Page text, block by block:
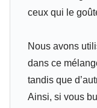
ceux qui le
Nous avons
dans ce
tandis que
Ainsi, si vous